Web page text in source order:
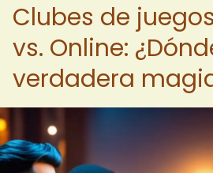
Clubes de
vs. Online:
verdadera